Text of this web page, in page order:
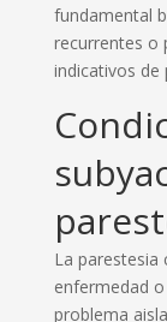
fundamental
recurrentes o
indicativos de
La parestesia
enfermedad
problema